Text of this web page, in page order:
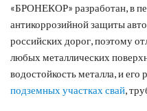
«БРОНЕКОР» разработан, в
антикоррозийной защиты
российских дорог, поэтому
любых металлических
водостойкость металла, и его
подземных участках свай,